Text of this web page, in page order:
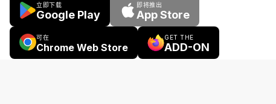
立即下载
Google Play
即将推出
App Store
可在
Chrome Web Store
GET THE
ADD-ON